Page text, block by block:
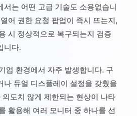
서는 어떤 고급 기술도 소용없습니
어 권한 요청 팝업이 즉시 뜨는지,
시 정상적으로 복구되는지 검증
니다.
업 환경에서 자주 발생합니다. 구
나 듀얼 디스플레이 설정을 갖췄을
도치 않게 제한되는 현상이 나타
활용해 여러 모니터 중 하나를 선